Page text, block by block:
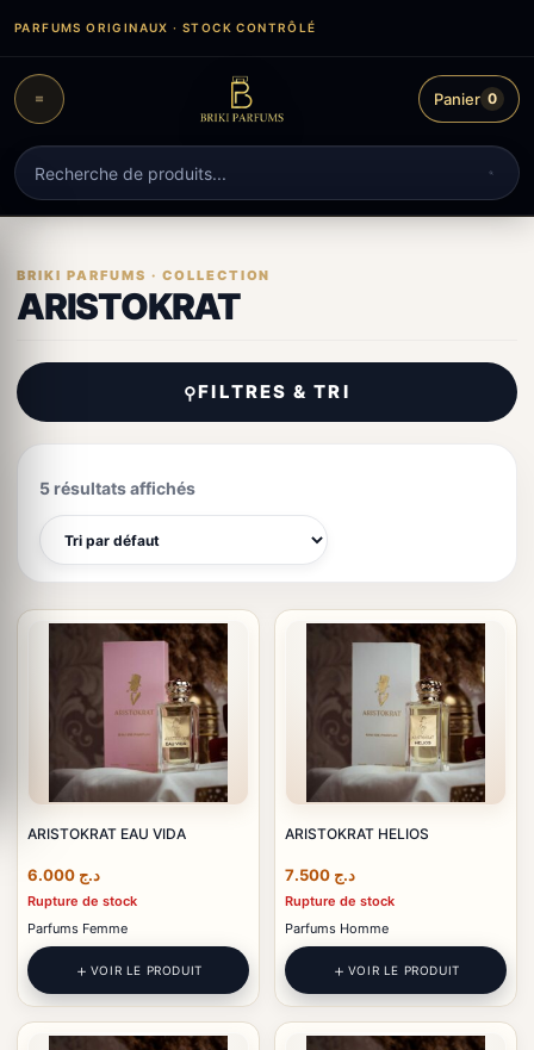
contenu
PARFUMS ORIGINAUX · STOCK CONTRÔLÉ
Recherche
de
produits
Panier 0
ARISTOKRAT
⚲FILTRES & TRI
5 résultats affichés
ARISTOKRAT EAU VIDA
د.ج
Rupture de stock
Parfums Femme
VOIR LE PRODUIT
ARISTOKRAT HELIOS
د.ج
Rupture de stock
Parfums Homme
VOIR LE PRODUIT